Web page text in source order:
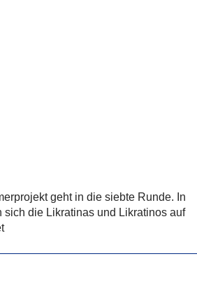
geht in die siebte Runde. In
sich die Likratinas und Likratinos auf